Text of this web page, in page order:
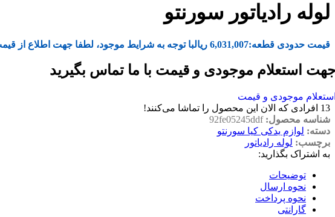
لوله رادیاتور سورنتو
قیمت حدودی قطعه:6,031,007 ریالبا توجه به شرایط موجود، لطفا جهت اطلاع از
استعلام موجودی و قیمت با ما تماس بگیرید
موجودی و قیمت
13 افرادی که الان این محصول را تماشا می‌کنند!
شناسه محصول:92fe05245ddf
دسته: لوازم یدکی کیا سورنتو
برچسب: لوله رادیاتور
به اشتراک بگذارید:
توضیحات
نحوه ارسال
نحوه پرداخت
گارانتی